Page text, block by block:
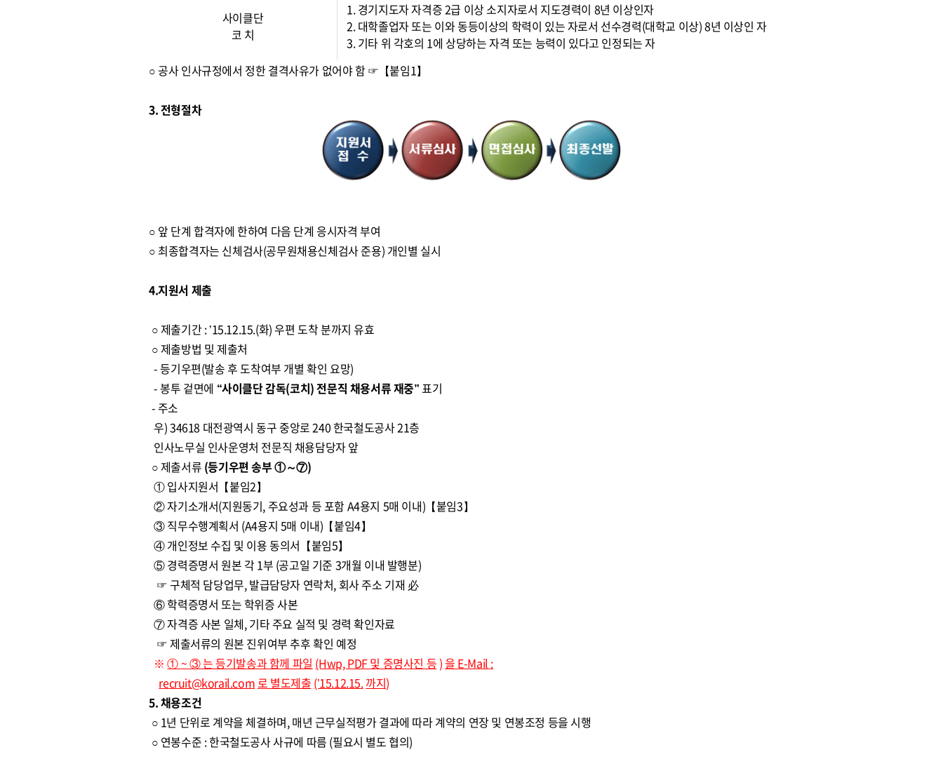
사이클단
코 치
1. 경기지도자 자격증 2급 이상 소지자로서 지도경력이 8년 이상인자
2. 대학졸업자 또는 이와 동등이상의 학력이 있는 자로서 선수경력(대학교 이상) 8년 이상인 자
3. 기타 위 각호의 1에 상당하는 자격 또는 능력이 있다고 인정되는 자
○ 공사 인사규정에서 정한 결격사유가 없어야 함 ☞【붙임1】
3. 전형절차
○ 앞 단계 합격자에 한하여 다음 단계 응시자격 부여
○ 최종합격자는 신체검사(공무원채용신체검사 준용) 개인별 실시
4.지원서 제출
○ 제출기간 : ’15.12.15.(화) 우편 도착 분까지 유효
○ 제출방법 및 제출처
- 등기우편(발송 후 도착여부 개별 확인 요망)
- 봉투 겉면에 “사이클단 감독(코치) 전문직 채용서류 재중”표기
- 주소
우) 34618 대전광역시 동구 중앙로 240 한국철도공사 21층
인사노무실 인사운영처 전문직 채용담당자 앞
○ 제출서류 (등기우편 송부 ①～⑦)
① 입사지원서【붙임2】
② 자기소개서(지원동기, 주요성과 등 포함 A4용지 5매 이내)【붙임3】
③ 직무수행계획서 (A4용지 5매 이내)【붙임4】
④ 개인정보 수집 및 이용 동의서【붙임5】
⑤ 경력증명서 원본 각 1부 (공고일 기준 3개월 이내 발행분)
☞ 구체적 담당업무, 발급담당자 연락처, 회사 주소 기재 必
⑥ 학력증명서 또는 학위증 사본
⑦ 자격증 사본 일체, 기타 주요 실적 및 경력 확인자료
☞ 제출서류의 원본 진위여부 추후 확인 예정
※①~③는 등기발송과 함께 파일 (Hwp, PDF및 증명사진 등)을 E-Mail :
recruit@korail.com로 별도제출 (’15.12.15.까지)
5. 채용조건
○ 1년 단위로 계약을 체결하며, 매년 근무실적평가 결과에 따라 계약의 연장 및 연봉조정 등을 시행
○ 연봉수준 : 한국철도공사 사규에 따름 (필요시 별도 협의)